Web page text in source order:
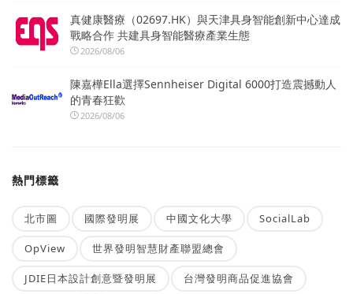
真健康醫療（02697.HK）與天津具身智能創新中心達成
戰略合作 共建具身智能醫療產業生態
2026/08/06
陳嘉樺Ella選擇Sennheiser Digital 6000打造震撼動人
的青春狂歡
2026/08/06
熱門標籤
北市圖 國際發明展 中國文化大學 SocialLab
OpView 世界發明智慧財產聯盟總會
JDIE日本設計創意暨發明展 台灣發明商品促進協會